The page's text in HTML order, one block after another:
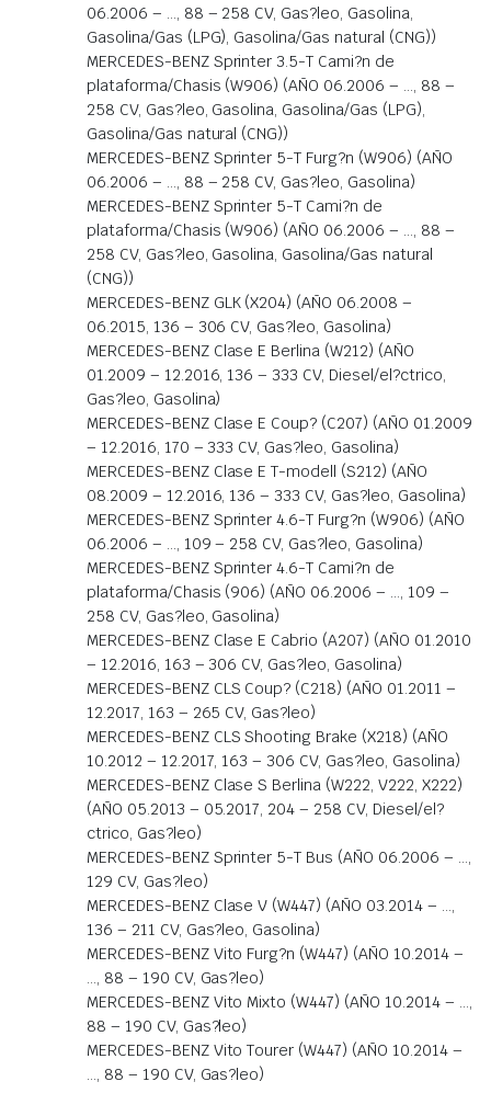
06.2006 – …, 88 – 258 CV, Gas?leo, Gasolina,
Gasolina/Gas (LPG), Gasolina/Gas natural (CNG))
MERCEDES-BENZ Sprinter 3.5-T Cami?n de
plataforma/Chasis (W906) (AÑO 06.2006 – …, 88 –
258 CV, Gas?leo, Gasolina, Gasolina/Gas (LPG),
Gasolina/Gas natural (CNG))
MERCEDES-BENZ Sprinter 5-T Furg?n (W906) (AÑO
06.2006 – …, 88 – 258 CV, Gas?leo, Gasolina)
MERCEDES-BENZ Sprinter 5-T Cami?n de
plataforma/Chasis (W906) (AÑO 06.2006 – …, 88 –
258 CV, Gas?leo, Gasolina, Gasolina/Gas natural
(CNG))
MERCEDES-BENZ GLK (X204) (AÑO 06.2008 –
06.2015, 136 – 306 CV, Gas?leo, Gasolina)
MERCEDES-BENZ Clase E Berlina (W212) (AÑO
01.2009 – 12.2016, 136 – 333 CV, Diesel/el?ctrico,
Gas?leo, Gasolina)
MERCEDES-BENZ Clase E Coup? (C207) (AÑO 01.2009
– 12.2016, 170 – 333 CV, Gas?leo, Gasolina)
MERCEDES-BENZ Clase E T-modell (S212) (AÑO
08.2009 – 12.2016, 136 – 333 CV, Gas?leo, Gasolina)
MERCEDES-BENZ Sprinter 4.6-T Furg?n (W906) (AÑO
06.2006 – …, 109 – 258 CV, Gas?leo, Gasolina)
MERCEDES-BENZ Sprinter 4.6-T Cami?n de
plataforma/Chasis (906) (AÑO 06.2006 – …, 109 –
258 CV, Gas?leo, Gasolina)
MERCEDES-BENZ Clase E Cabrio (A207) (AÑO 01.2010
– 12.2016, 163 – 306 CV, Gas?leo, Gasolina)
MERCEDES-BENZ CLS Coup? (C218) (AÑO 01.2011 –
12.2017, 163 – 265 CV, Gas?leo)
MERCEDES-BENZ CLS Shooting Brake (X218) (AÑO
10.2012 – 12.2017, 163 – 306 CV, Gas?leo, Gasolina)
MERCEDES-BENZ Clase S Berlina (W222, V222, X222)
(AÑO 05.2013 – 05.2017, 204 – 258 CV, Diesel/el?
ctrico, Gas?leo)
MERCEDES-BENZ Sprinter 5-T Bus (AÑO 06.2006 – …,
129 CV, Gas?leo)
MERCEDES-BENZ Clase V (W447) (AÑO 03.2014 – …,
136 – 211 CV, Gas?leo, Gasolina)
MERCEDES-BENZ Vito Furg?n (W447) (AÑO 10.2014 –
…, 88 – 190 CV, Gas?leo)
MERCEDES-BENZ Vito Mixto (W447) (AÑO 10.2014 – …,
88 – 190 CV, Gas?leo)
MERCEDES-BENZ Vito Tourer (W447) (AÑO 10.2014 –
…, 88 – 190 CV, Gas?leo)